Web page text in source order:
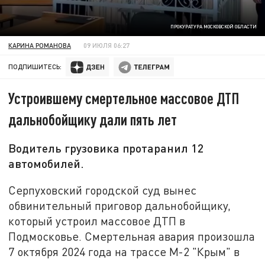
ПРОКУРАТУРА МОСКОВСКОЙ ОБЛАСТИ
КАРИНА РОМАНОВА 09 ИЮЛЯ 06:27
ПОДПИШИТЕСЬ:
Устроившему смертельное массовое ДТП
дальнобойщику дали пять лет
Водитель грузовика протаранил 12
автомобилей.
Серпуховский городской суд вынес
обвинительный приговор дальнобойщику,
который устроил массовое ДТП в
Подмосковье. Смертельная авария произошла
7 октября 2024 года на трассе М-2 "Крым" в